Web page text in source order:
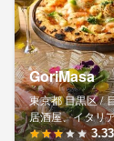
GoriMasa
東京都 目黒区 /
居酒屋、イタリ
3.33